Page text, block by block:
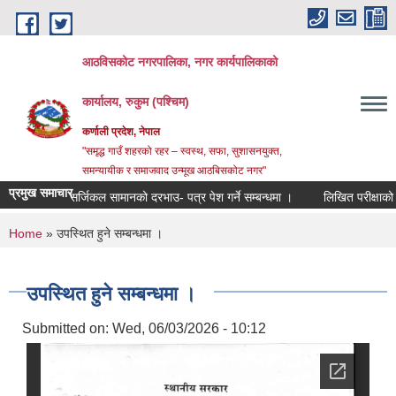
Skip to main content
आठविसकोट नगरपालिका, नगर कार्यपालिकाको
कार्यालय, रुकुम (पश्चिम)
कर्णाली प्रदेश, नेपाल
"समृद्ध गाउँ शहरको रहर – स्वस्थ, सफा, सुशासनयुक्त,
समन्यायीक र समाजवाद उन्मूख आठबिसकोट नगर"
प्रमुख समाचार
सर्जिकल सामानको दरभाउ- पत्र पेश गर्ने सम्बन्धमा । लिखित परीक्षाको
You are here
Home » उपस्थित हुने सम्बन्धमा ।
उपस्थित हुने सम्बन्धमा ।
Submitted on: Wed, 06/03/2026 - 10:12